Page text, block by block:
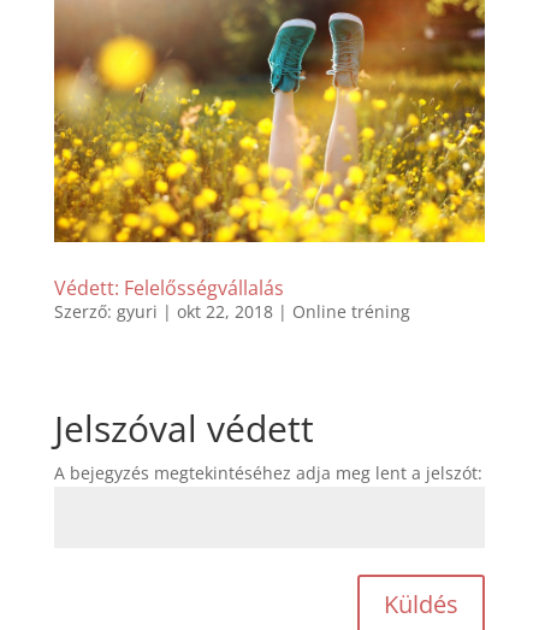
Védett: Felelősségvállalás
Szerző: gyuri | okt 22, 2018| Online tréning
Jelszóval védett
A bejegyzés megtekintéséhez adja meg lent a jelszót:
Küldés